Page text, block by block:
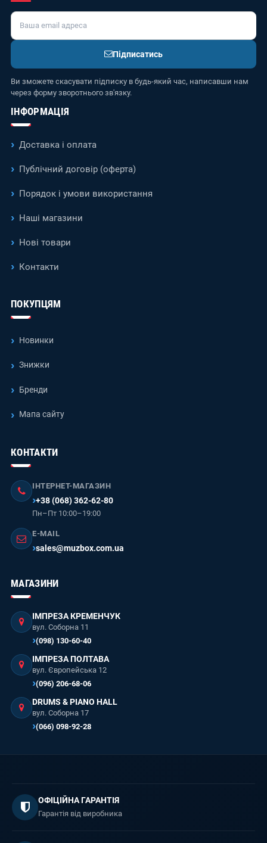
Підписатись
Ви зможете скасувати підписку в будь-який час, написавши нам
через форму зворотнього зв'язку.
ІНФОРМАЦІЯ
Доставка і оплата
Публічний договір (оферта)
Порядок і умови використання
Наші магазини
Нові товари
Контакти
ПОКУПЦЯМ
Новинки
Знижки
Бренди
Мапа сайту
КОНТАКТИ
ІНТЕРНЕТ-МАГАЗИН
+38 (068) 362-62-80
Пн–Пт 10:00–19:00
E-MAIL
sales@muzbox.com.ua
МАГАЗИНИ
ІМПРЕЗА КРЕМЕНЧУК
вул. Соборна 11
(098) 130-60-40
ІМПРЕЗА ПОЛТАВА
вул. Європейська 12
(096) 206-68-06
DRUMS & PIANO HALL
вул. Соборна 17
(066) 098-92-28
ОФІЦІЙНА ГАРАНТІЯ
Гарантія від виробника